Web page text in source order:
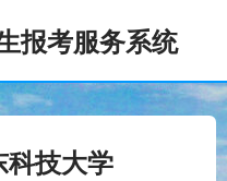
报考服务系统
技大学